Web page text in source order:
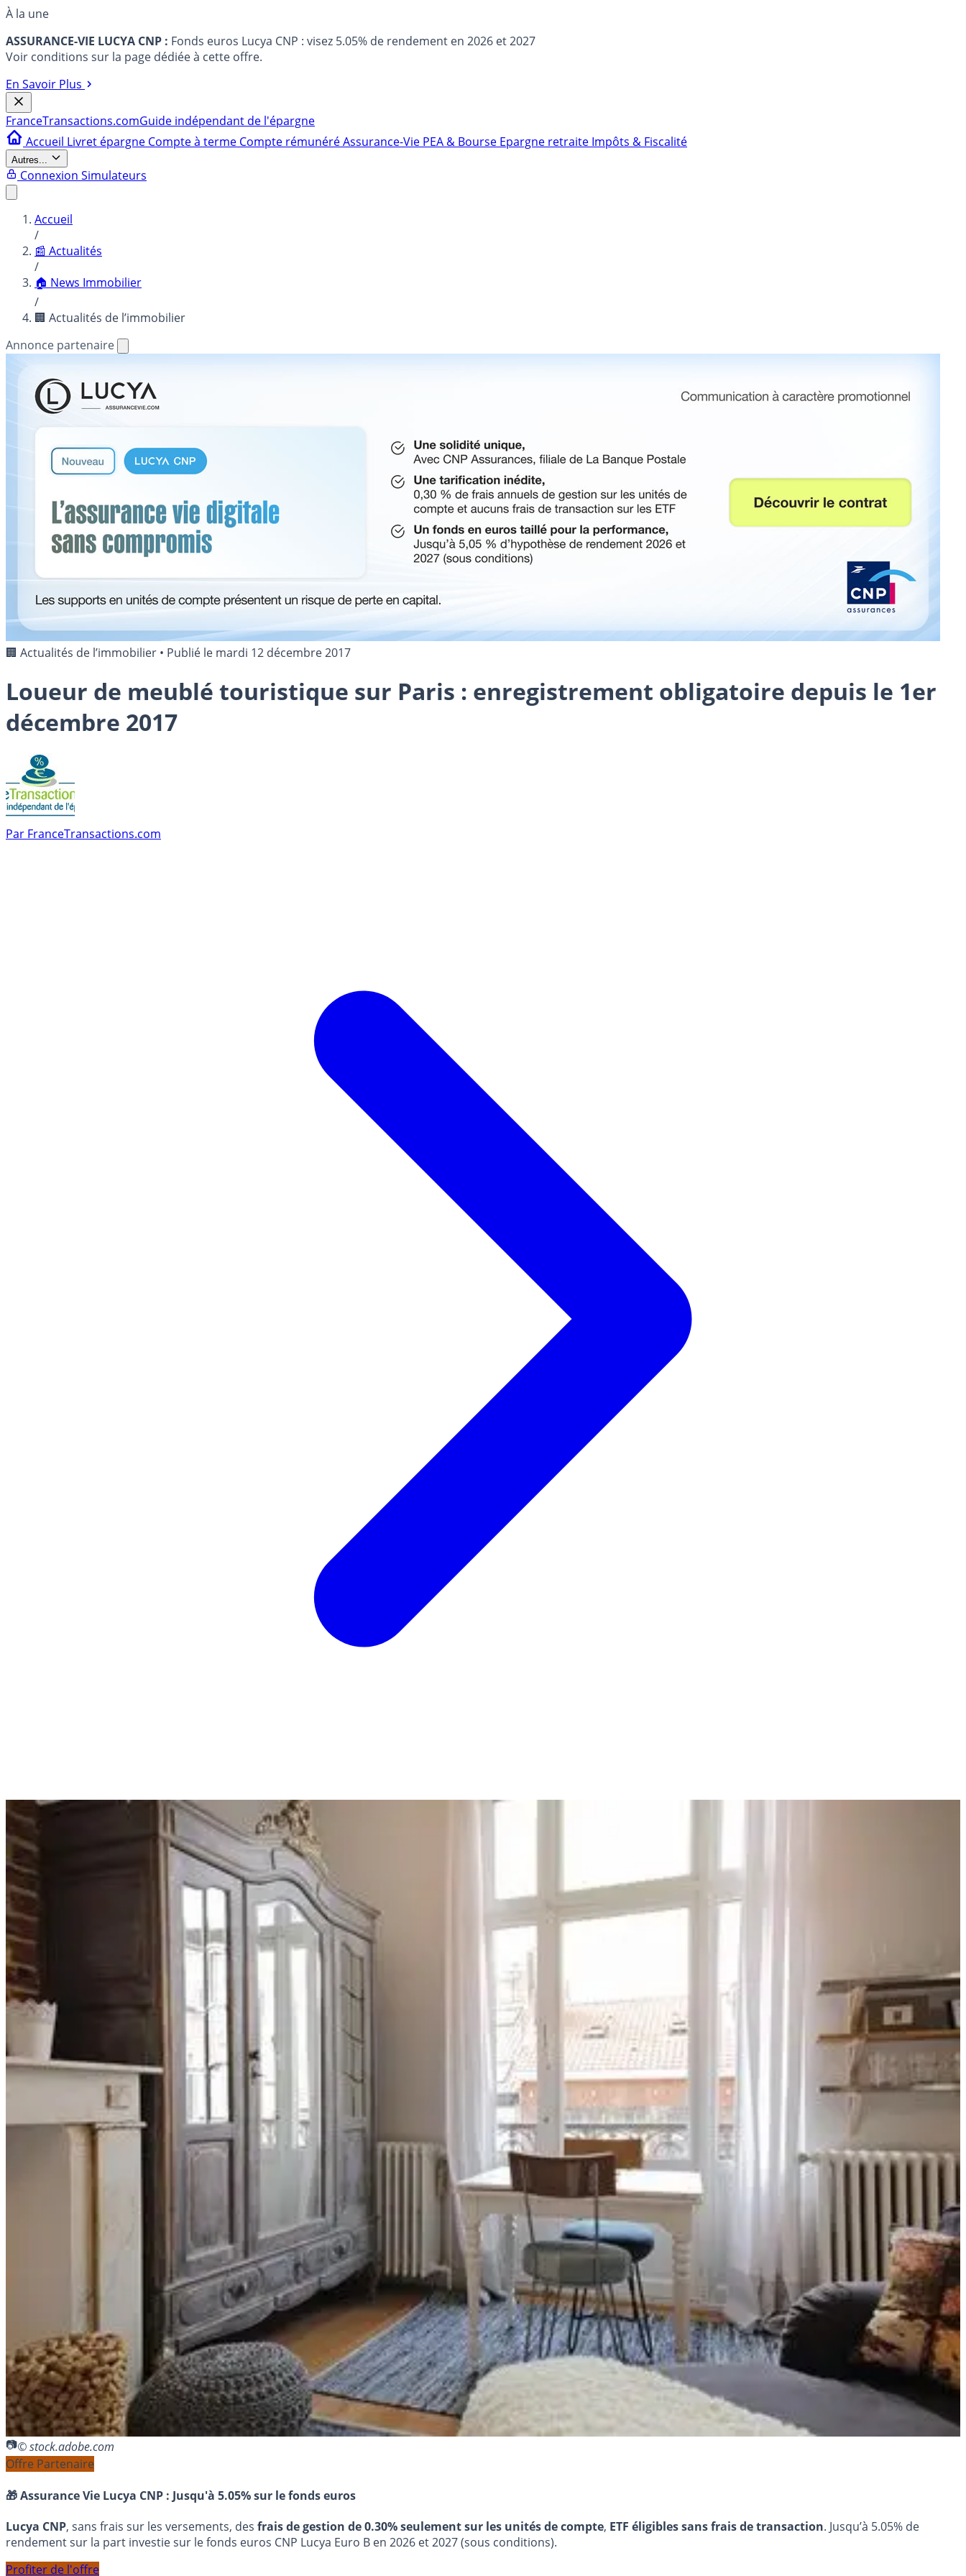
À la une
ASSURANCE-VIE LUCYA CNP : Fonds euros Lucya CNP : visez 5.05% de rendement en 2026 et 2027
Voir conditions sur la page dédiée à cette offre.
En Savoir Plus
FranceTransactions.comGuide indépendant de l'épargne
Accueil Livret épargne Compte à terme Compte rémunéréAssurance-Vie PEA & Bourse Epargne retraite Impôts & Fiscalité
Autres...
Connexion Simulateurs
Accueil
/
📰 Actualités
/
🏠 News Immobilier
/
🏢 Actualités de l’immobilier
Annonce partenaire
🏢 Actualités de l’immobilier • Publié le mardi 12 décembre 2017
Loueur de meublé touristique sur Paris : enregistrement obligatoire depuis le 1er
décembre 2017
Par FranceTransactions.com
© stock.adobe.com
Offre Partenaire
🎁 Assurance Vie Lucya CNP : Jusqu'à 5.05% sur le fonds euros
Lucya CNP, sans frais sur les versements, des frais de gestion de 0.30% seulement sur les unités de compte, ETF éligibles sans frais de transaction. Jusqu’à 5.05% de
rendement sur la part investie sur le fonds euros CNP Lucya Euro B en 2026 et 2027 (sous conditions).
Profiter de l'offre